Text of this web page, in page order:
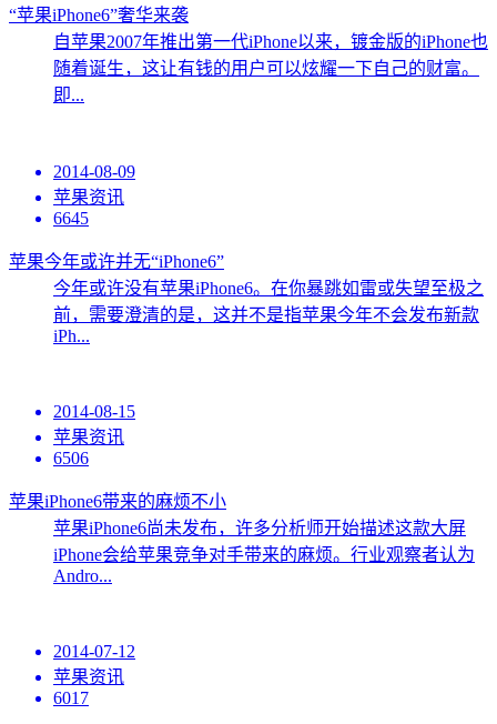
“苹果iPhone6”奢华来袭
自苹果2007年推出第一代iPhone以来，镀金版的iPhone也
随着诞生，这让有钱的用户可以炫耀一下自己的财富。
即...
2014-08-09
苹果资讯
6645
苹果今年或许并无“iPhone6”
今年或许没有苹果iPhone6。在你暴跳如雷或失望至极之
前，需要澄清的是，这并不是指苹果今年不会发布新款
iPh...
2014-08-15
苹果资讯
6506
苹果iPhone6带来的麻烦不小
苹果iPhone6尚未发布，许多分析师开始描述这款大屏
iPhone会给苹果竞争对手带来的麻烦。行业观察者认为
Andro...
2014-07-12
苹果资讯
6017